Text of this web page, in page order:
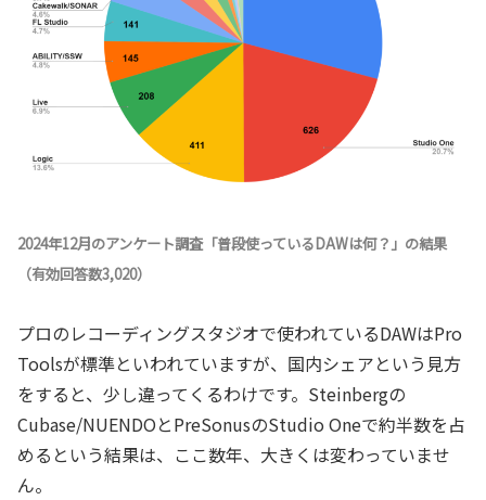
2024年12月のアンケート調査「普段使っているDAWは何？」の結果
（有効回答数3,020）
プロのレコーディングスタジオで使われているDAWはPro
Toolsが標準といわれていますが、国内シェアという見方
をすると、少し違ってくるわけです。Steinbergの
Cubase/NUENDOとPreSonusのStudio Oneで約半数を占
めるという結果は、ここ数年、大きくは変わっていませ
ん。